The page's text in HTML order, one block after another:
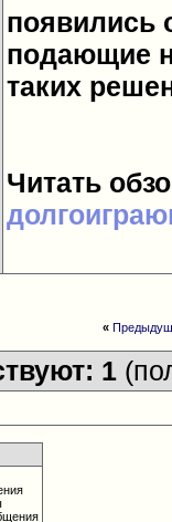
появились
подающие
таких
Читать
«
1